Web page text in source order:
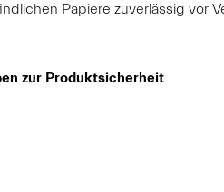
Papiere zuverlässig vor
zur Produktsicherheit